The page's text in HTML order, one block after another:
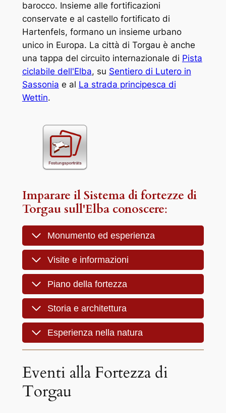
barocco. Insieme alle fortificazioni
conservate e al castello fortificato di
Hartenfels, formano un insieme urbano
unico in Europa. La città di Torgau è anche
una tappa del circuito internazionale di Pista
ciclabile dell'Elba, su Sentiero di Lutero in
Sassonia e al La strada principesca di
Wettin.
Imparare ilSistema di fortezze di
Torgau sull'Elba conoscere:
Monumento ed esperienza
Visite e informazioni
Piano della fortezza
Storia e architettura
Esperienza nella natura
Eventi alla Fortezza di
Torgau